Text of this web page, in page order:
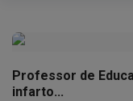
Professor de
infarto...